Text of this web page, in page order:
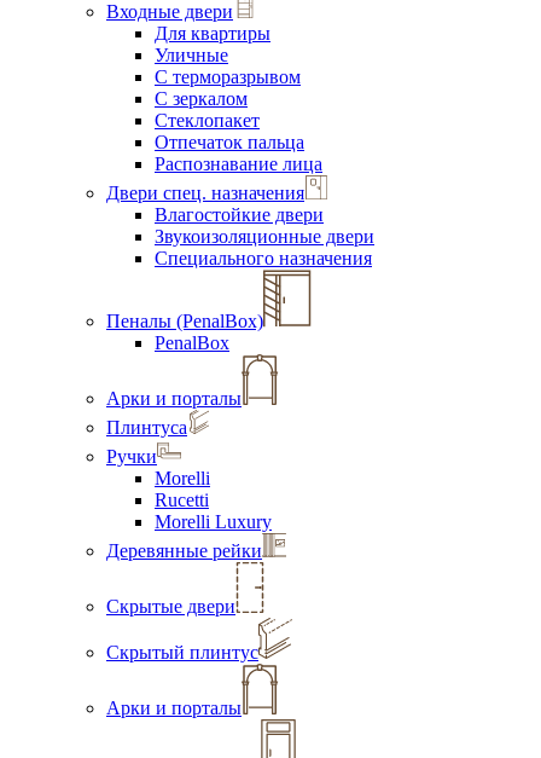
Входные двери
Для квартиры
Уличные
С терморазрывом
С зеркалом
Стеклопакет
Отпечаток пальца
Распознавание лица
Двери спец. назначения
Влагостойкие двери
Звукоизоляционные двери
Специального назначения
Пеналы (PenalBox)
PenalBox
Арки и порталы
Плинтуса
Ручки
Morelli
Rucetti
Morelli Luxury
Деревянные рейки
Скрытые двери
Скрытый плинтус
Арки и порталы